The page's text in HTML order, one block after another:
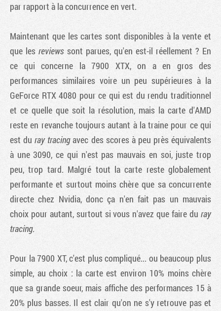
par rapport à la concurrence en vert.
Maintenant que les cartes sont disponibles à la vente et
que les reviews sont parues, qu'en est-il réellement ? En
ce qui concerne la 7900 XTX, on a en gros des
performances similaires voire un peu supérieures à la
GeForce RTX 4080 pour ce qui est du rendu traditionnel
et ce quelle que soit la résolution, mais la carte d'AMD
reste en revanche toujours autant à la traine pour ce qui
est du ray tracingavec des scores à peu près équivalents
à une 3090, ce qui n'est pas mauvais en soi, juste trop
peu, trop tard. Malgré tout la carte reste globalement
performante et surtout moins chère que sa concurrente
directe chez Nvidia, donc ça n'en fait pas un mauvais
choix pour autant, surtout si vous n'avez que faire du ray
tracing.
Pour la 7900 XT, c'est plus compliqué... ou beaucoup plus
simple, au choix : la carte est environ 10% moins chère
que sa grande soeur, mais affiche des performances 15 à
20% plus basses. Il est clair qu'on ne s'y retrouve pas et